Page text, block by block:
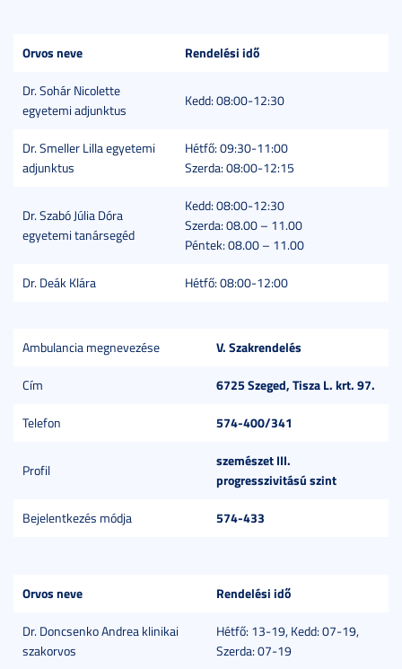
Orvos neve Rendelési idő
Dr. Sohár Nicolette
egyetemi adjunktus
Kedd: 08:00-12:30
Dr. Smeller Lilla egyetemi
adjunktus
Hétfő: 09:30-11:00
Szerda: 08:00-12:15
Dr. Szabó Júlia Dóra
egyetemi tanársegéd
Kedd: 08:00-12:30
Szerda: 08.00 – 11.00
Péntek: 08.00 – 11.00
Dr. Deák Klára Hétfő: 08:00-12:00
Ambulancia megnevezése V. Szakrendelés
Cím 6725 Szeged, Tisza L. krt. 97.
Telefon 574-400/341
Profil
szemészet III.
progresszivitású szint
Bejelentkezés módja 574-433
Orvos neve Rendelési idő
Dr. Doncsenko Andrea klinikai
szakorvos
Hétfő: 13-19, Kedd: 07-19,
Szerda: 07-19